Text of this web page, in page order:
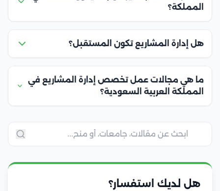
المملكة؟
هل إدارة المشاريع تكون المستقبل؟
ما هي مجالات عمل تخصص إدارة المشاريع في
المملكة العربية السعودية؟
هل لديك استفسار؟